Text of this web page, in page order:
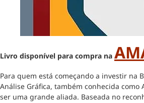
Livro disponível para compra na
Para quem está começando a investir na
Análise Gráfica, também conhecida como
ser uma grande aliada. Baseada no